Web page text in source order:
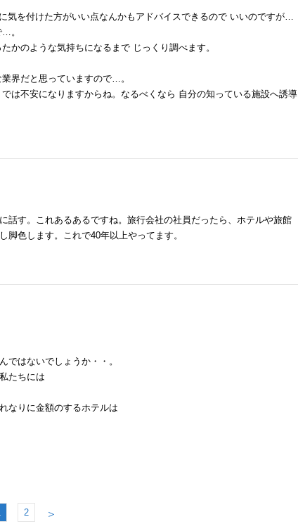
気を付けた方がいい点なんかもアドバイスできるので いいのですが…
。
かのような気持ちになるまで じっくり調べます。
界だと思っていますので…。
は不安になりますからね。なるべくなら 自分の知っている施設へ誘導
す。これあるあるですね。旅行会社の社員だったら、ホテルや旅館
色します。これで40年以上やってます。
ではないでしょうか・・。
たちには
なりに金額のするホテルは
2 ＞